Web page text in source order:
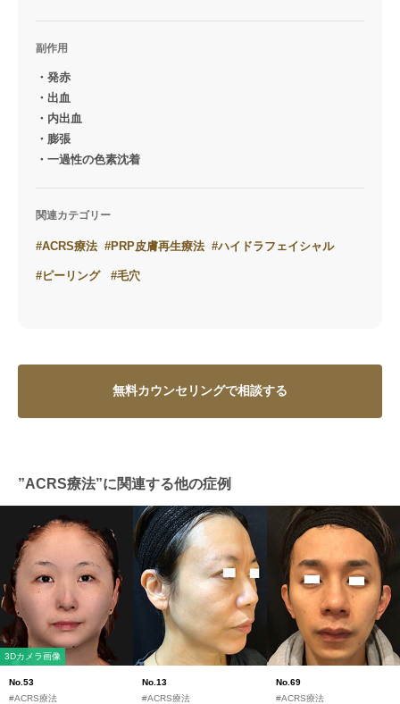
副作用
・発赤
・出血
・内出血
・膨張
・一過性の色素沈着
関連カテゴリー
#ACRS療法 #PRP皮膚再生療法 #ハイドラフェイシャル
#ピーリング #毛穴
無料カウンセリングで相談する
”ACRS療法”に関連する他の症例
3Dカメラ画像
No.53
#ACRS療法
No.13
#ACRS療法
No.69
#ACRS療法